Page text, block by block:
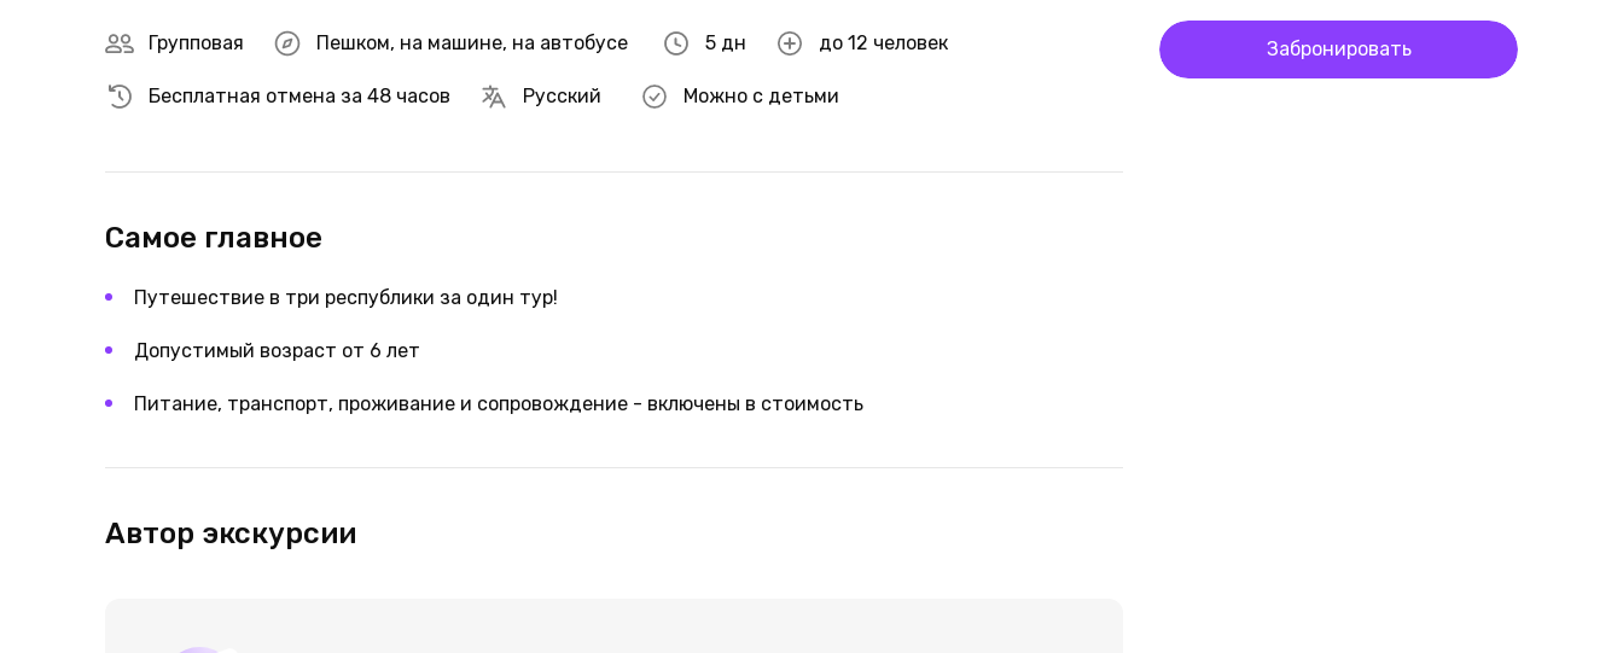
Групповая Пешком, на машине, на автобусе 5 дн до 12 человек
Бесплатная отмена за 48 часов Русский Можно с детьми
Самое главное
Путешествие в три республики за один тур!
Допустимый возраст от 6 лет
Питание, транспорт, проживание и сопровождение - включены в стоимость
Автор экскурсии
Забронировать